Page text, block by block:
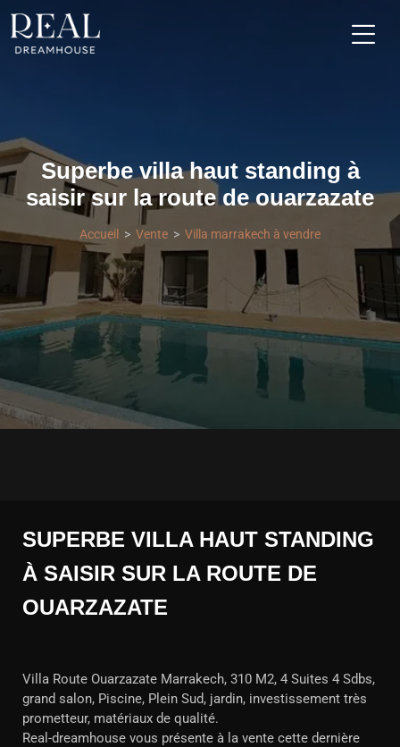
Superbe villa haut standing à
saisir sur la route de ouarzazate
Accueil Vente Villa marrakech à vendre
SUPERBE VILLA HAUT STANDING
À SAISIR SUR LA ROUTE DE
OUARZAZATE
Villa Route Ouarzazate Marrakech, 310 M2, 4 Suites 4 Sdbs,
grand salon, Piscine, Plein Sud, jardin, investissement très
prometteur, matériaux de qualité.
Real-dreamhouse vous présente à la vente cette dernière